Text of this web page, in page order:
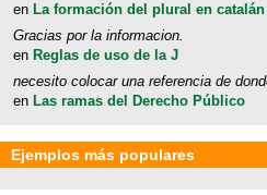
en La formación del plural en catalán
Gracias por la informacion.
en Reglas de uso de la J
necesito colocar una referencia de
en Las ramas del Derecho Público
Ejemplos más populares